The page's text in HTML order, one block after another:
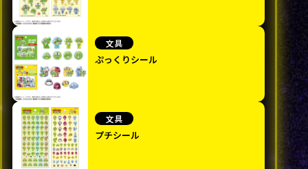
文具
ぷっくりシール
文具
プチシール